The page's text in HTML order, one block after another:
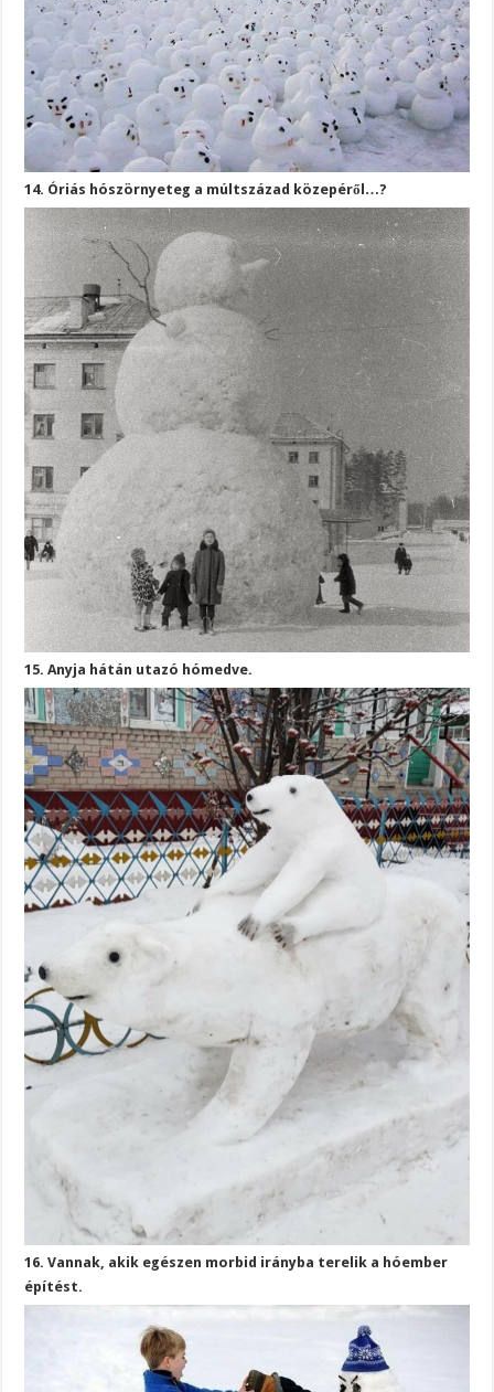
14. Óriás hószörnyeteg a múltszázad közepéről…?
15. Anyja hátán utazó hómedve.
16. Vannak, akik egészen morbid irányba terelik a hóember
építést.